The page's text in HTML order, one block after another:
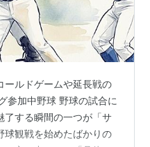
ールドゲームや延長戦の
参加中野球 野球の試合に
了する瞬間の一つが「サ
球観戦を始めたばかりの